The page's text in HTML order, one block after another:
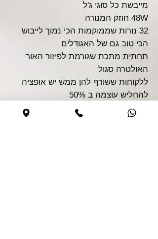
מייבשת כל סוגי ג'ל
48W חוזק המנורה
32 נורות שממוקמות הכי נמוך לייבוש
הכי טוב גם של האגודלים
תחתית מתכת שגורמת לפיזור האור
האולטרה סגול
ללקוחות ששורף להן ממש יש אופציה
להחליש עוצמה ב 50%